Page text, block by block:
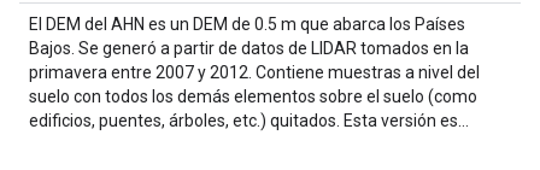
El DEM del AHN es un DEM de 0.5 m que abarca los Países
Bajos. Se generó a partir de datos de LIDAR tomados en la
primavera entre 2007 y 2012. Contiene muestras a nivel del
suelo con todos los demás elementos sobre el suelo (como
edificios, puentes, árboles, etc.) quitados. Esta versión es…